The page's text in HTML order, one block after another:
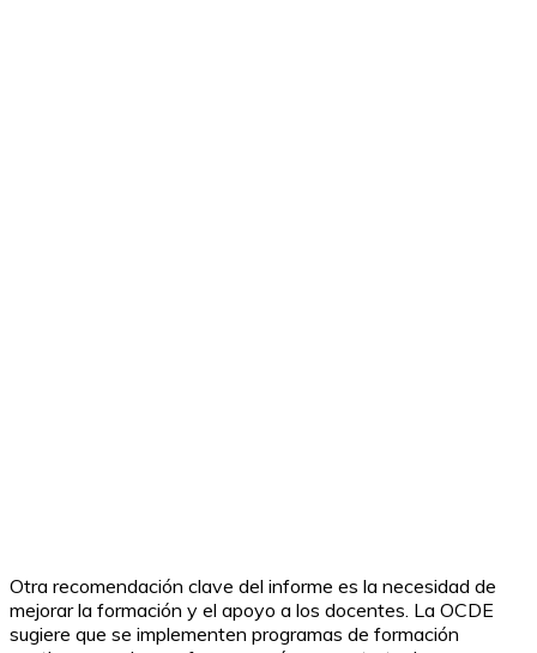
Otra recomendación clave del informe es la necesidad de
mejorar la formación y el apoyo a los docentes. La OCDE
sugiere que se implementen programas de formación